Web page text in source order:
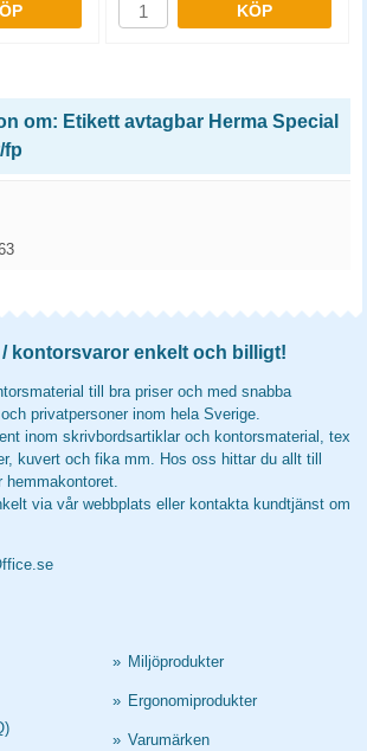
KÖP
om: Etikett avtagbar Herma Special
fp
kontorsvaror enkelt och billigt!
till bra priser och med snabba
privatpersoner inom hela Sverige.
inom skrivbordsartiklar och kontorsmaterial, tex
kuvert och fika mm. Hos oss hittar du allt till
hemmakontoret.
via vår webbplats eller kontakta kundtjänst om
» Miljöprodukter
» Ergonomiprodukter
» Varumärken